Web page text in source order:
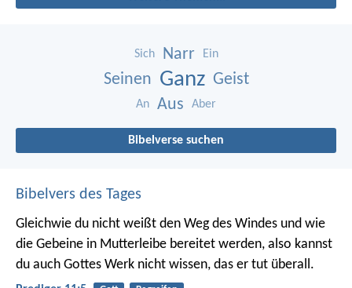
Sich Narr Ein
Seinen Ganz Geist
An Aus Aber
Bibelverse suchen
Bibelvers des Tages
Gleichwie du nicht weißt den Weg des Windes und wie
die Gebeine in Mutterleibe bereitet werden, also kannst
du auch Gottes Werk nicht wissen, das er tut überall.